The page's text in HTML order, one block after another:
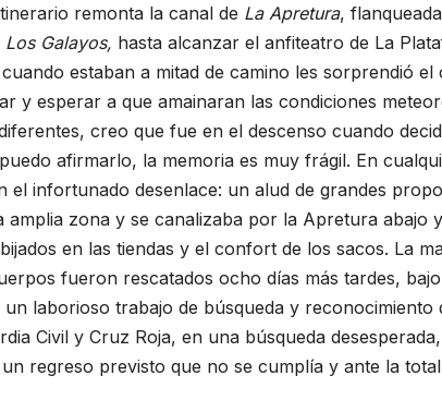
remonta la canal de La Apretura,
Los Galayos, hasta alcanzar el anfiteatro de La
estaban a mitad de camino les sorprendió
y esperar a que amainaran las condiciones
creo que fue en el descenso cuando
afirmarlo, la memoria es muy frágil. En
el infortunado desenlace: un alud de grandes
zona y se canalizaba por la Apretura abajo
en las tiendas y el confort de los sacos. La
fueron rescatados ocho días más tardes,
un laborioso trabajo de búsqueda y
Civil y Cruz Roja, en una búsqueda
regreso previsto que no se cumplía y ante la